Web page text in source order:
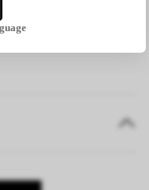
pälskragen består av 100%